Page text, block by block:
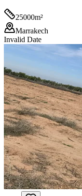
25000m²
Marrakech
Invalid Date